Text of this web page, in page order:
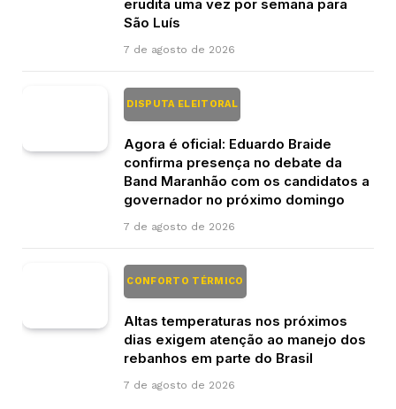
erudita uma vez por semana para
São Luís
7 de agosto de 2026
DISPUTA ELEITORAL
Agora é oficial: Eduardo Braide
confirma presença no debate da
Band Maranhão com os candidatos a
governador no próximo domingo
7 de agosto de 2026
CONFORTO TÉRMICO
Altas temperaturas nos próximos
dias exigem atenção ao manejo dos
rebanhos em parte do Brasil
7 de agosto de 2026